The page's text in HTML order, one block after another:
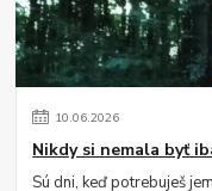
10.06.2026
Nikdy si nemala byť
Sú dni, keď potrebuješ